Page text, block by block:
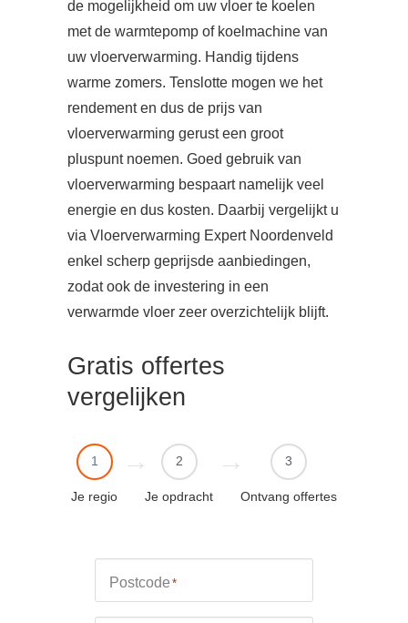
de mogelijkheid om uw vloer te koelen
met de warmtepomp of koelmachine van
uw vloerverwarming. Handig tijdens
warme zomers. Tenslotte mogen we het
rendement en dus de prijs van
vloerverwarming gerust een groot
pluspunt noemen. Goed gebruik van
vloerverwarming bespaart namelijk veel
energie en dus kosten. Daarbij vergelijkt u
via Vloerverwarming Expert Noordenveld
enkel scherp geprijsde aanbiedingen,
zodat ook de investering in een
verwarmde vloer zeer overzichtelijk blijft.
Gratis offertes
vergelijken
1
Je regio
2
Je opdracht
3
Ontvang offertes
Postcode *